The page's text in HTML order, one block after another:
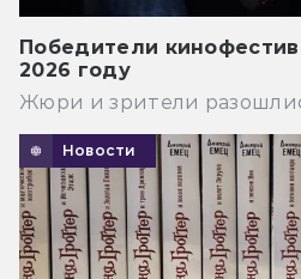
Победители
2026 году
Жюри и зрители
Новости